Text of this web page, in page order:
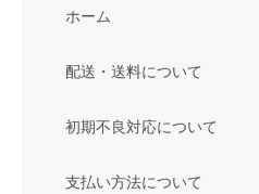
ホーム
配送・送料について
初期不良対応について
支払い方法について